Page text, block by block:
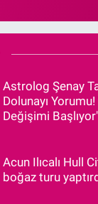
Astrolog Şenay
Dolunayı
Değişimi
Acun Ilıcalı Hull
boğaz turu